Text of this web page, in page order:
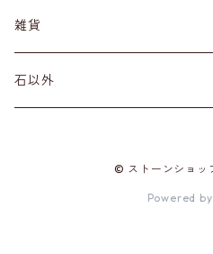
材質
プラチナ
その他アクセサリー
磨き石
ルース
アクアマリン
カーネリアン
カイヤナイト
サ行
サファイア
タ行
２月
３月
雑貨
天然石雑貨
石以外
© ストーンショッ
Powered